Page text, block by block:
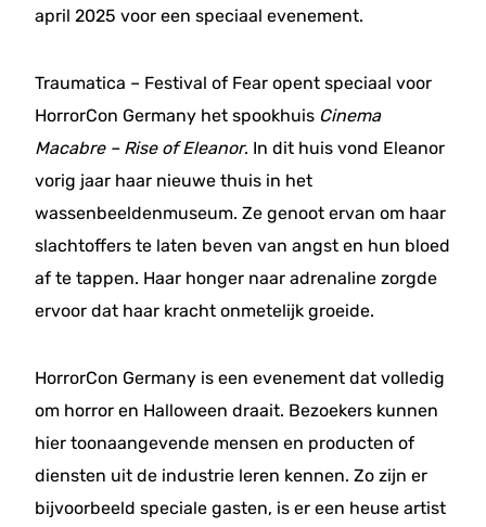
april 2025 voor een speciaal evenement.
Traumatica – Festival of Fear opent speciaal voor
HorrorCon Germany het spookhuis Cinema
Macabre – Rise of Eleanor. In dit huis vond Eleanor
vorig jaar haar nieuwe thuis in het
wassenbeeldenmuseum. Ze genoot ervan om haar
slachtoffers te laten beven van angst en hun bloed
af te tappen. Haar honger naar adrenaline zorgde
ervoor dat haar kracht onmetelijk groeide.
HorrorCon Germany is een evenement dat volledig
om horror en Halloween draait. Bezoekers kunnen
hier toonaangevende mensen en producten of
diensten uit de industrie leren kennen. Zo zijn er
bijvoorbeeld speciale gasten, is er een heuse artist